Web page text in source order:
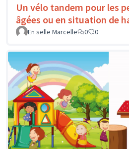
Un vélo tandem pour les
âgées ou en situation de
En selle Marcelle
0 0